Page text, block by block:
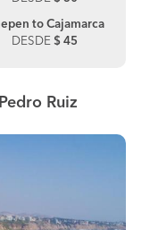
to Cajamarca
DESDE $ 45
Ruiz